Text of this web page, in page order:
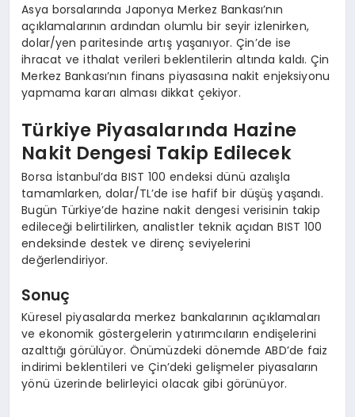
Asya borsalarında Japonya Merkez Bankası’nın
açıklamalarının ardından olumlu bir seyir izlenirken,
dolar/yen paritesinde artış yaşanıyor. Çin’de ise
ihracat ve ithalat verileri beklentilerin altında kaldı. Çin
Merkez Bankası’nın finans piyasasına nakit enjeksiyonu
yapmama kararı alması dikkat çekiyor.
Türkiye Piyasalarında Hazine
Nakit Dengesi Takip Edilecek
Borsa İstanbul’da BIST 100 endeksi dünü azalışla
tamamlarken, dolar/TL’de ise hafif bir düşüş yaşandı.
Bugün Türkiye’de hazine nakit dengesi verisinin takip
edileceği belirtilirken, analistler teknik açıdan BIST 100
endeksinde destek ve direnç seviyelerini
değerlendiriyor.
Sonuç
Küresel piyasalarda merkez bankalarının açıklamaları
ve ekonomik göstergelerin yatırımcıların endişelerini
azalttığı görülüyor. Önümüzdeki dönemde ABD’de faiz
indirimi beklentileri ve Çin’deki gelişmeler piyasaların
yönü üzerinde belirleyici olacak gibi görünüyor.